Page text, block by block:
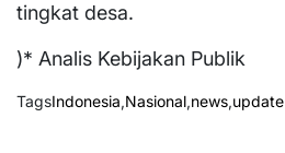
tingkat desa.
)* Analis Kebijakan Publik
TagsIndonesia,Nasional,news,update